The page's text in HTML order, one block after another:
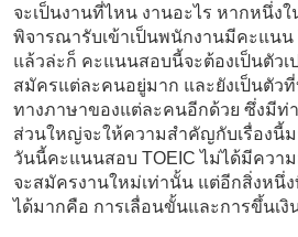
จะเป็นงานที่ไหน งานอะไร หากหนึ่ง
พิจารณารับเข้าเป็นพนักงานมีคะแนน
แล้วล่ะก็ คะแนนสอบนี้จะต้องเป็นตัวเ
สมัครแต่ละคนอยู่มาก และยังเป็นตัว
ทางภาษาของแต่ละคนอีกด้วย ซึ่งมีท่
ส่วนใหญ่จะให้ความสำคัญกับเรื่องนี้ม
วันนี้คะแนนสอบ TOEIC ไม่ได้มีควา
จะสมัครงานใหม่เท่านั้น แต่อีกสิ่งหนึ่
ได้มากคือ การเลื่อนขั้นและการขึ้นเงิ